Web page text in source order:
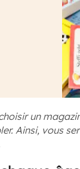
un
Ainsi, vous